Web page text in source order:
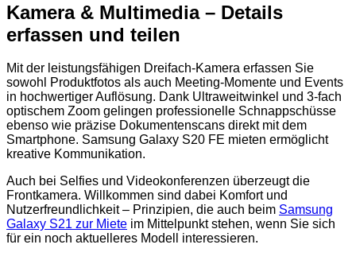
Kamera & Multimedia – Details
erfassen und teilen
Mit der leistungsfähigen Dreifach-Kamera erfassen Sie
sowohl Produktfotos als auch Meeting-Momente und Events
in hochwertiger Auflösung. Dank Ultraweitwinkel und 3-fach
optischem Zoom gelingen professionelle Schnappschüsse
ebenso wie präzise Dokumentenscans direkt mit dem
Smartphone. Samsung Galaxy S20 FE mieten ermöglicht
kreative Kommunikation.
Auch bei Selfies und Videokonferenzen überzeugt die
Frontkamera. Willkommen sind dabei Komfort und
Nutzerfreundlichkeit – Prinzipien, die auch beim Samsung
Galaxy S21 zur Miete im Mittelpunkt stehen, wenn Sie sich
für ein noch aktuelleres Modell interessieren.